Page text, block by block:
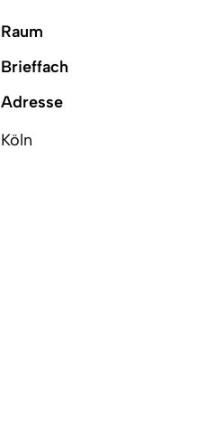
Raum
Brieffach
Adresse
Köln